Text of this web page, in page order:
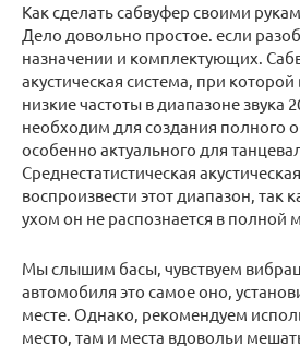
Как сделать сабвуфер своими
Дело довольно простое. если
назначении и комплектующих.
акустическая система, при
низкие частоты в диапазоне звука
необходим для создания полного
особенно актуального для
Среднестатистическая
воспроизвести этот диапазон, так
ухом он не распознается в полной
Мы слышим басы, чувствуем
автомобиля это самое оно,
месте. Однако, рекомендуем
место, там и места вдовольи